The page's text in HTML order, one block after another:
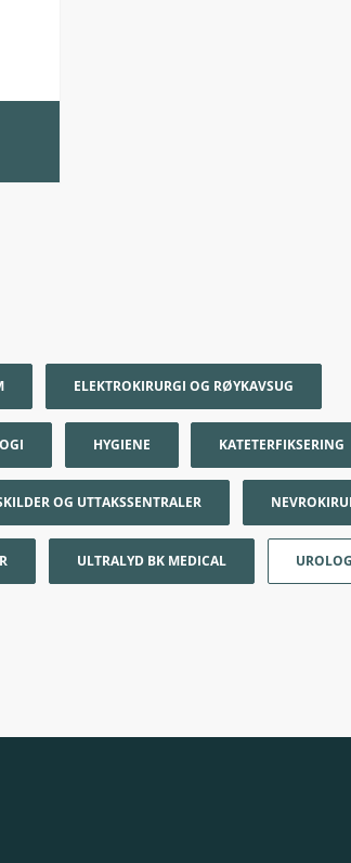
ELEKTROKIRURGI OG RØYKAVSUG
HYGIENE KATETERFIKSERING
OG UTTAKSSENTRALER
ULTRALYD BK MEDICAL